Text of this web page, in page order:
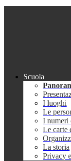
Scuola
I luoghi
Le
I numeri
Le carte
La storia
Privacy